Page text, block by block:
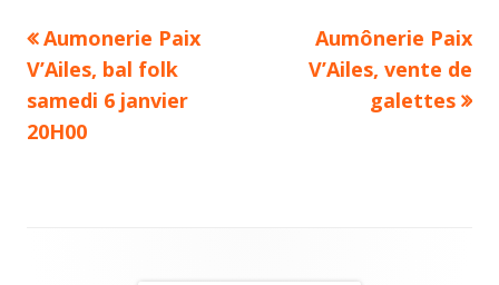
Navigation
de
l’article
Article
précédent :
Aumonerie Paix
V’Ailes, bal folk
samedi 6 janvier
20H00
Article
suivant :
Aumônerie Paix
V’Ailes, vente de
galettes